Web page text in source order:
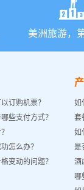
美洲旅游，
订购机票？
些支付方式？
怎么办？
变动的问题？
如
套
如
是
酒
哪